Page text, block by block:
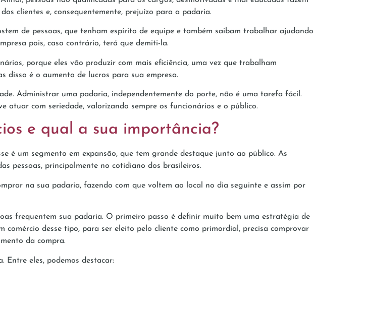
clientes e, consequentemente, prejuízo para a padaria.
de pessoas, que tenham espírito de equipe e também saibam trabalhar ajudando
pois, caso contrário, terá que demiti-la.
porque eles vão produzir com mais eficiência, uma vez que trabalham
disso é o aumento de lucros para sua empresa.
Administrar uma padaria, independentemente do porte, não é uma tarefa fácil.
atuar com seriedade, valorizando sempre os funcionários e o público.
e qual a sua importância?
é um segmento em expansão, que tem grande destaque junto ao público. As
pessoas, principalmente no cotidiano dos brasileiros.
na sua padaria, fazendo com que voltem ao local no dia seguinte e assim por
frequentem sua padaria. O primeiro passo é definir muito bem uma estratégia de
comércio desse tipo, para ser eleito pelo cliente como primordial, precisa comprovar
da compra.
Entre eles, podemos destacar: